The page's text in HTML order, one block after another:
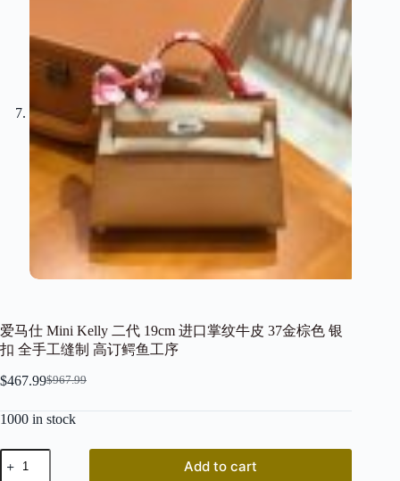
爱马仕 Mini Kelly 二代 19cm 进口掌纹牛皮 37金棕色 银
扣 全手工缝制 高订鳄鱼工序
$967.99
Original
was:
$467.99Current
is:
1000 in stock
爱
马
Add to cart